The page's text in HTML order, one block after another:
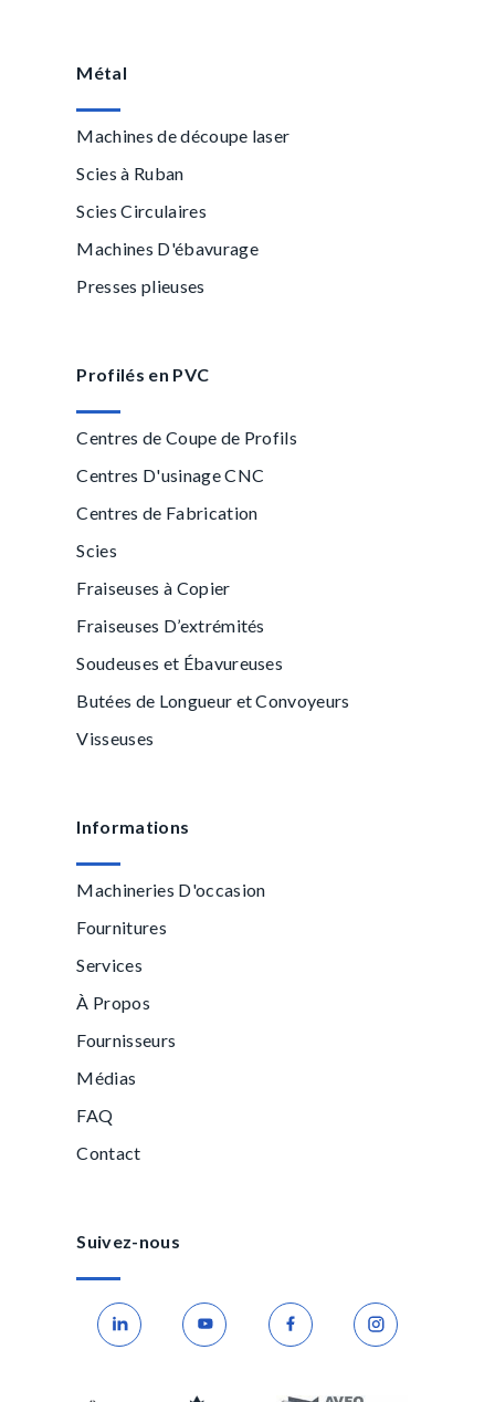
Métal
Machines de découpe laser
Scies à Ruban
Scies Circulaires
Machines D'ébavurage
Presses plieuses
Profilés en PVC
Centres de Coupe de Profils
Centres D'usinage CNC
Centres de Fabrication
Scies
Fraiseuses à Copier
Fraiseuses D’extrémités
Soudeuses et Ébavureuses
Butées de Longueur et Convoyeurs
Visseuses
Informations
Machineries D'occasion
Fournitures
Services
À Propos
Fournisseurs
Médias
FAQ
Contact
Suivez-nous